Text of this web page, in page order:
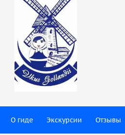
О гиде Экскурсии Отзывы